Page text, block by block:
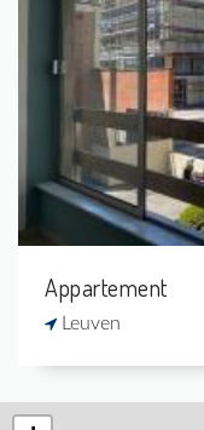
Te
Appartement
Leuven